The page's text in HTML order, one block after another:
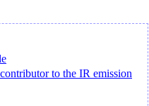
to the IR emission